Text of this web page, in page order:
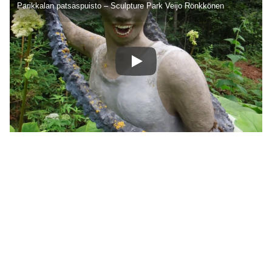
Parikkalan patsaspuisto – Sculpture Park Veijo Rönkkönen